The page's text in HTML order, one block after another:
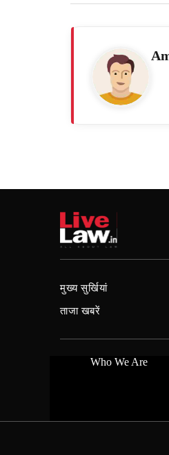
मुख्य सुर्खियां
ताजा खबरें
Who We Are